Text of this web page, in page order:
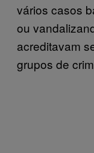
vários casos
ou
acreditavam
grupos de